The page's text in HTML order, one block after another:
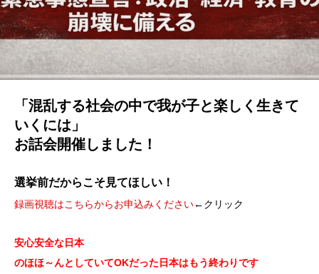
「混乱する社会の中で我が子と楽しく生きて
いくには」
お話会開催しました！
選挙前だからこそ見てほしい！
録画視聴はこちらからお申込みください←クリック
安心安全な日本
のほほ～んとしていてOKだった日本はもう終わりです